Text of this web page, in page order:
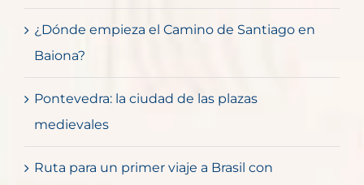
¿Dónde empieza el Camino de Santiago en
Baiona?
Pontevedra: la ciudad de las plazas
medievales
Ruta para un primer viaje a Brasil con